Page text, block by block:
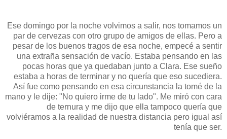
Ese domingo por la noche volvimos a salir, nos tomamos un
par de cervezas con otro grupo de amigos de ellas. Pero a
pesar de los buenos tragos de esa noche, empecé a sentir
una extraña sensación de vacío. Estaba pensando en las
pocas horas que ya quedaban junto a Clara. Ese sueño
estaba a horas de terminar y no quería que eso sucediera.
Así fue como pensando en esa circunstancia la tomé de la
mano y le dije: "No quiero irme de tu lado". Me miró con cara
de ternura y me dijo que ella tampoco quería que
volviéramos a la realidad de nuestra distancia pero igual así
tenía que ser.